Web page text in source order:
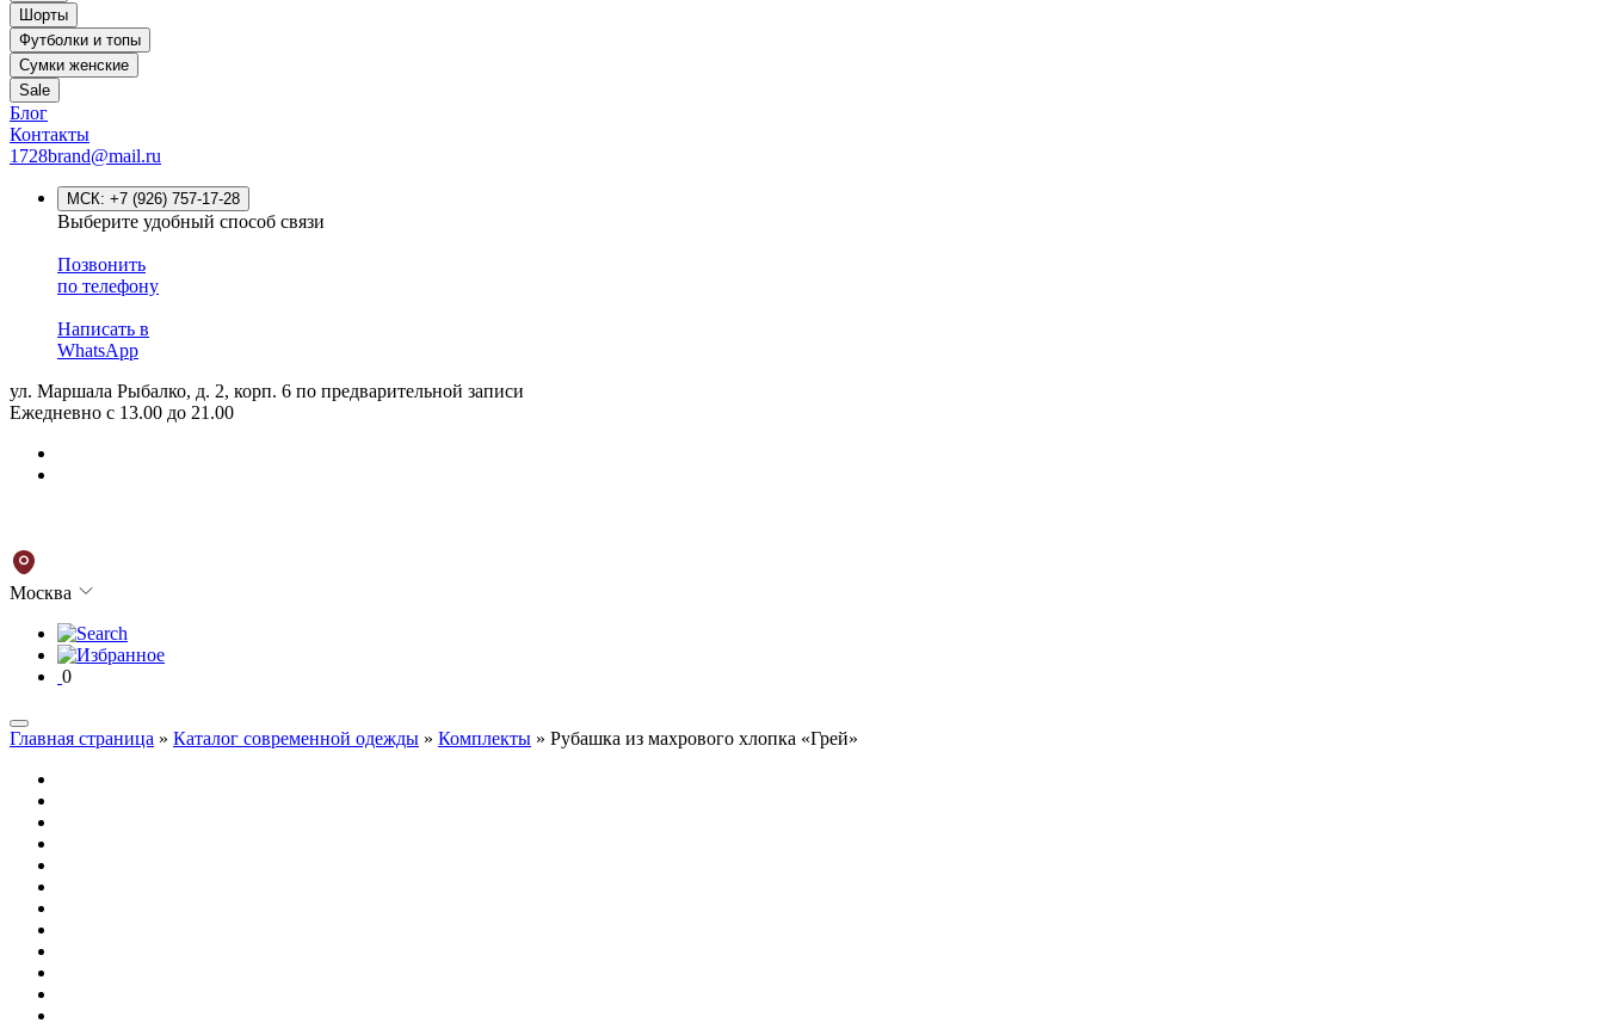
Шорты
Футболки и топы
Сумки женские
Sale
Блог
Контакты
1728brand@mail.ru
МСК: +7 (926) 757-17-28
Выберите удобный способ связи
Позвонить
по телефону
Написать в
WhatsApp
ул. Маршала Рыбалко, д. 2, корп. 6 по предварительной записи
Ежедневно с 13.00 до 21.00
Москва
0
Главная страница » Каталог современной одежды » Комплекты » Рубашка из махрового хлопка «Грей»